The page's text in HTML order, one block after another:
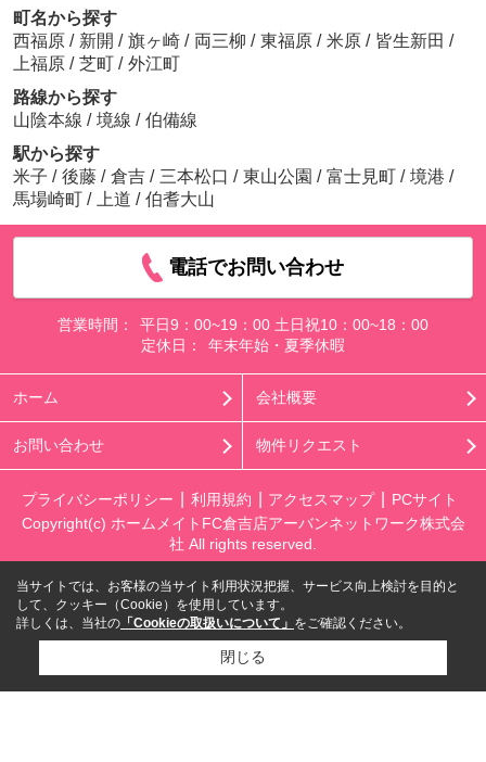
町名から探す
西福原 / 新開 / 旗ヶ崎 / 両三柳 / 東福原 / 米原 / 皆生新田 /
上福原 / 芝町 / 外江町
路線から探す
山陰本線 / 境線 / 伯備線
駅から探す
米子 / 後藤 / 倉吉 / 三本松口 / 東山公園 / 富士見町 / 境港 /
馬場崎町 / 上道 / 伯耆大山
電話でお問い合わせ
営業時間：
平日9：00~19：00 土日祝10：00~18：00
定休日：
年末年始・夏季休暇
ホーム 会社概要
お問い合わせ 物件リクエスト
プライバシーポリシー 利用規約 アクセスマップ
PCサイト
Copyright(c) ホームメイトFC倉吉店アーバンネットワーク株式会
社 All rights reserved.
当サイトでは、お客様の当サイト利用状況把握、サービス向上検討を目的と
して、クッキー（Cookie）を使用しています。
詳しくは、当社の 「Cookieの取扱いについて」 をご確認ください。
閉じる